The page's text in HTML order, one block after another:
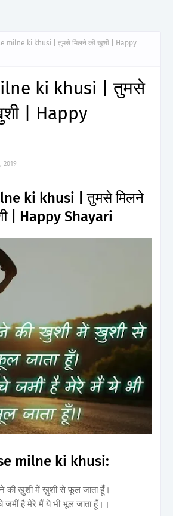
milne ki khusi | तुमसे मिलने की ख़ुशी | Happy
ki khusi | तुमसे
| Happy
2019
ki khusi | तुमसे मिलने
| Happy Shayari
milne ki khusi:
की ख़ुशी में ख़ुशी से फूल जाता हूँ।
जमीं है मेरे मैं ये भी भूल जाता हूँ।।